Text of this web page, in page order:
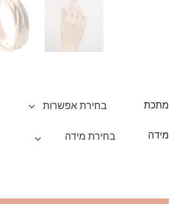
מתכת
מידה